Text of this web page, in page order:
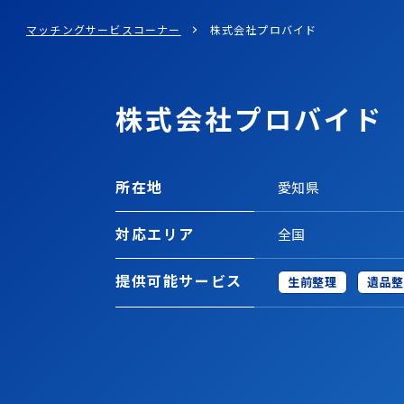
マッチングサービスコーナー 株式会社プロバイド
株式会社プロバイド
所在地 愛知県
対応エリア 全国
提供可能サービス 生前整理 遺品